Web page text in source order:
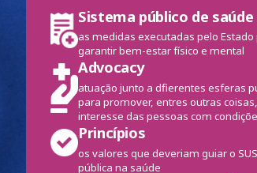
Sistema público de saúde
as medidas executadas pelo Estado
garantir bem-estar físico e mental
Advocacy
atuação junto a dfierentes esferas
para promover, entres outras
interesse das pessoas com
Princípios
os valores que deveriam guiar o
pública na saúde